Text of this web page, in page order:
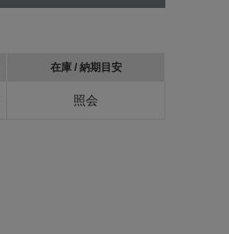
在庫 / 納期目安
照会